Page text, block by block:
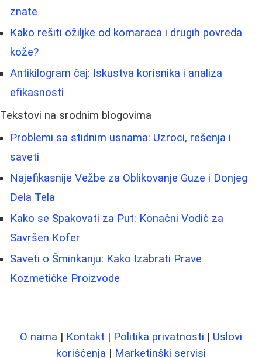
znate
Kako rešiti ožiljke od komaraca i drugih povreda
kože?
Antikilogram čaj: Iskustva korisnika i analiza
efikasnosti
Tekstovi na srodnim blogovima
Problemi sa stidnim usnama: Uzroci, rešenja i
saveti
Najefikasnije Vežbe za Oblikovanje Guze i Donjeg
Dela Tela
Kako se Spakovati za Put: Konačni Vodič za
Savršen Kofer
Saveti o Šminkanju: Kako Izabrati Prave
Kozmetičke Proizvode
O nama | Kontakt | Politika privatnosti | Uslovi
korišćenja | Marketinški servisi